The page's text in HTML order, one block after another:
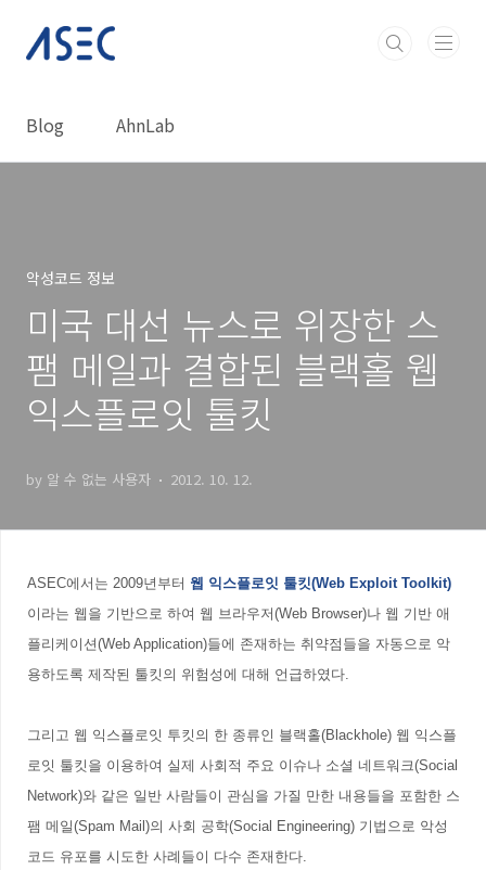
Blog AhnLab
악성코드 정보
미국 대선 뉴스로 위장한 스
팸 메일과 결합된 블랙홀 웹
익스플로잇 툴킷
by 알 수 없는 사용자 2012. 10. 12.
ASEC에서는 2009년부터 웹 익스플로잇 툴킷(Web Exploit Toolkit)
이라는 웹을 기반으로 하여 웹 브라우저(Web Browser)나 웹 기반 애
플리케이션(Web Application)들에 존재하는 취약점들을 자동으로 악
용하도록 제작된 툴킷의 위험성에 대해 언급하였다.
그리고 웹 익스플로잇 투킷의 한 종류인 블랙홀(Blackhole) 웹 익스플
로잇 툴킷을 이용하여 실제 사회적 주요 이슈나 소셜 네트워크(Social
Network)와 같은 일반 사람들이 관심을 가질 만한 내용들을 포함한 스
팸 메일(Spam Mail)의 사회 공학(Social Engineering) 기법으로 악성
코드 유포를 시도한 사례들이 다수 존재한다.